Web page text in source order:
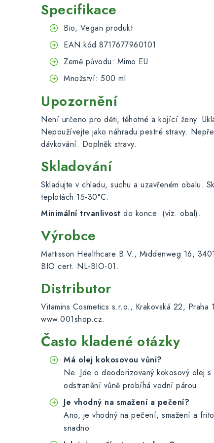
Specifikace
Bio, Vegan produkt
EAN kód 8717677960101
Země původu: Mimo EU
Množství: 500 ml
Upozornění
Není určeno pro děti, těhotné a kojící ženy.
Nepoužívejte jako náhradu pestré stravy.
dávkování. Doplněk stravy.
Skladování
Skladujte v chladu, suchu a uzavřeném obalu.
teplotách 15-30°C.
Minimální trvanlivost do konce: (viz. obal).
Výrobce
Mattisson Healthcare B.V., Middenweg 16,
BIO cert. NL-BIO-01.
Distributor
Vitamins Cosmetics s.r.o., Krakovská 22,
www.001shop.cz.
Často kladené otázky
Má olej kokosovou vůni?
Ne. Jde o deodorizovaný kokosový olej
odstranění vůně probíhá vodní párou.
Je vhodný na smažení a pečení?
Ano, je vhodný na pečení, smažení a
snadno.